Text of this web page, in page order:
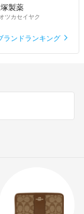
製薬
ツカセイヤク
ランドランキング